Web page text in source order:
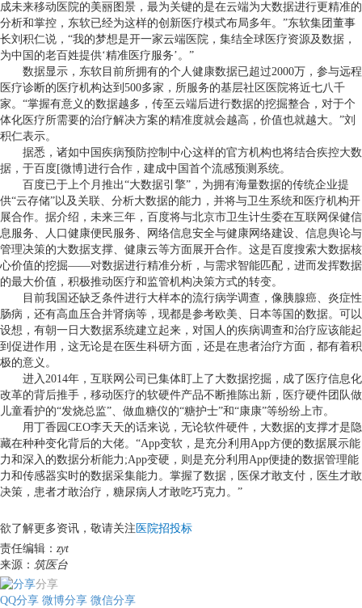
成未来移动医院的美丽图景，最为关键的是在云端为大数据进行更精准的
分析和掌控，东软已经为这样的创新医疗模式布局多年。 ”东软集团董事
长刘积仁说， “我的梦想是开一家云端医院，集结全球医疗资源及数据，
为中国的老百姓提供‘精准医疗服务’。 ”
数据显示，东软目前所拥有的个人健康数据已超过2000万，参与远程
医疗诊断的医疗机构达到 500多家，所服务的基层社区医院将近七八千
家。 “掌握有意义的数据越多，传至云端后进行数据的挖掘整合，对于个
体化医疗所需要的治疗解决方案的精准度就会越高，价值也就越大。 ”刘
积仁表示。
据悉，诸如中国疾病预防控制中心这样的官方机构也将结合疾控大数
据，于百度[微博]进行合作，建成中国首个流感预测系统。
百度已于上个月推出“大数据引擎” ，为拥有海量数据的传统企业提
供“云存储”以及关联、分析大数据的能力，并将与卫生系统和医疗机构开
展合作。据介绍，未来三年，百度将与北京市卫生计生委在互联网保健信
息服务、人口健康便民服务、网络信息安全与健康网络建设、信息舆论与
管理决策的大数据支撑、健康云等方面展开合作。这是百度搜索大数据核
心价值的挖掘——对数据进行精准分析，与需求智能匹配，进而发挥数据
的最大价值，积极推动医疗和监管机构决策方式的转变。
目前我国还缺乏条件进行大样本的流行病学调查，像胰腺癌、炎症性
肠病，还有高血压合并肾病等，现都是参考欧美、日本等国的数据。可以
设想，有朝一日大数据系统建立起来，对国人的疾病调查和治疗应该能起
到促进作用，这无论是在医生科研方面，还是在患者治疗方面，都有着积
极的意义。
进入2014年，互联网公司已集体盯上了大数据挖掘，成了医疗信息化
改革的背后推手，移动医疗的软硬件产品不断推陈出新，医疗硬件团队做
儿童看护的“发烧总监”、做血糖仪的“糖护士”和“康康”等纷纷上市。
用丁香园 CEO李天天的话来说，无论软件硬件，大数据的支撑才是隐
藏在种种变化背后的大佬。 “App变软，是充分利用App方便的数据展示能
力和深入的数据分析能力 ;App变硬，则是充分利用App便捷的数据管理能
力和传感器实时的数据采集能力。掌握了数据，医保才敢支付，医生才敢
决策，患者才敢治疗，糖尿病人才敢吃巧克力。 ”
欲了解更多资讯，敬请关注 医院招投标
责任编辑： zyt
来源： 筑医台
分享
QQ分享 微博分享 微信分享